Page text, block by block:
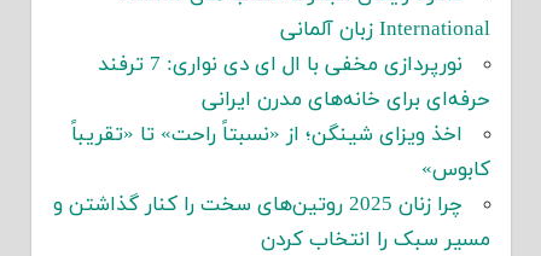
International زبان آلمانی
نورپردازی مخفی با ال ای دی نواری: 7 ترفند
حرفه‌ای برای خانه‌های مدرن ایرانی
اخذ ویزای شینگن؛ از «نسبتاً راحت» تا «تقریباً
کابوس»
چرا زنان 2025 روتین‌های سخت را کنار گذاشتن و
مسیر سبک را انتخاب کردن